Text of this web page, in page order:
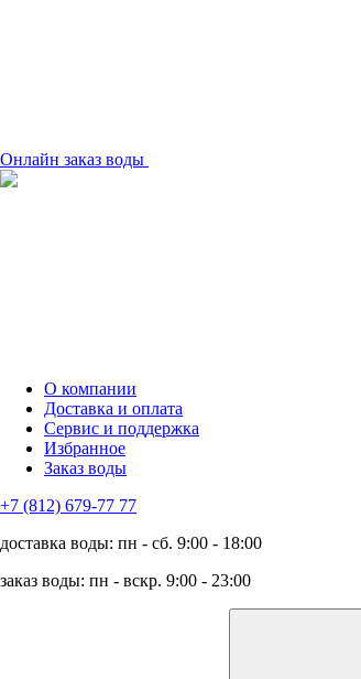
Онлайн заказ воды
О компании
Доставка и оплата
Сервис и поддержка
Избранное
Заказ воды
+7 (812) 679-77 77
доставка воды: пн - сб. 9:00 - 18:00
заказ воды: пн - вскр. 9:00 - 23:00